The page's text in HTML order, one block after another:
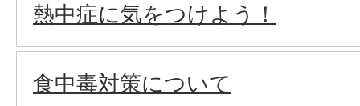
熱中症に気をつけよう！
食中毒対策について